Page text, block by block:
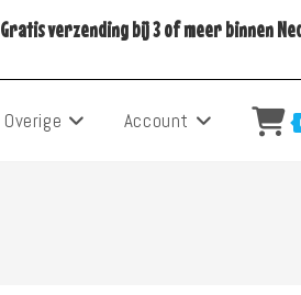
Gratis verzending bij 3 of meer binnen
Overige Account